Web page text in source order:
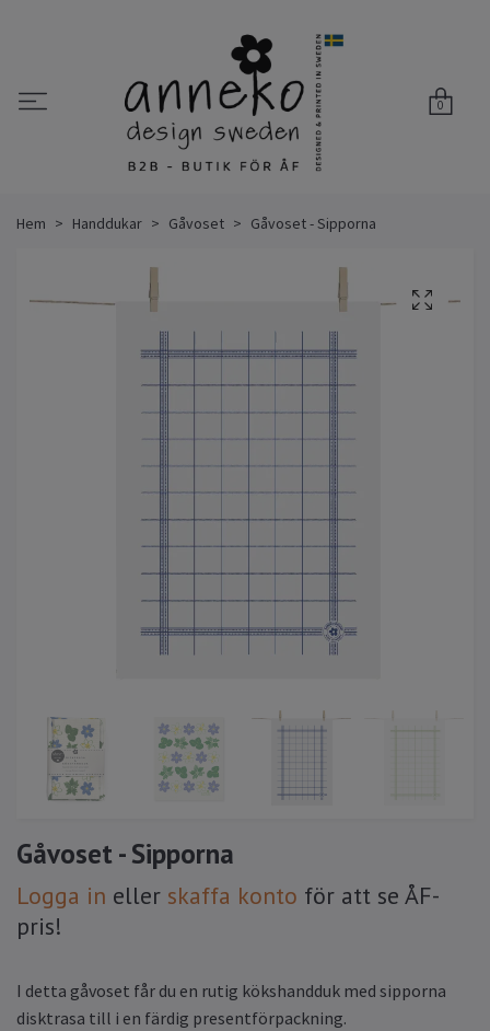
0
Hem Handdukar Gåvoset Gåvoset - Sipporna
Gåvoset - Sipporna
Logga in eller skaffa konto för att se ÅF-
pris!
I detta gåvoset får du en rutig kökshandduk med sipporna
disktrasa till i en färdig presentförpackning.